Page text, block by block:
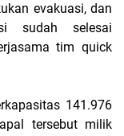
evakuasi, dan
sudah selesai
tim quick
141.976
tersebut milik